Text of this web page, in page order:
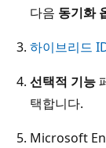
다음 동기화
하이브리드
선택적 기능
택합니다.
Microsoft